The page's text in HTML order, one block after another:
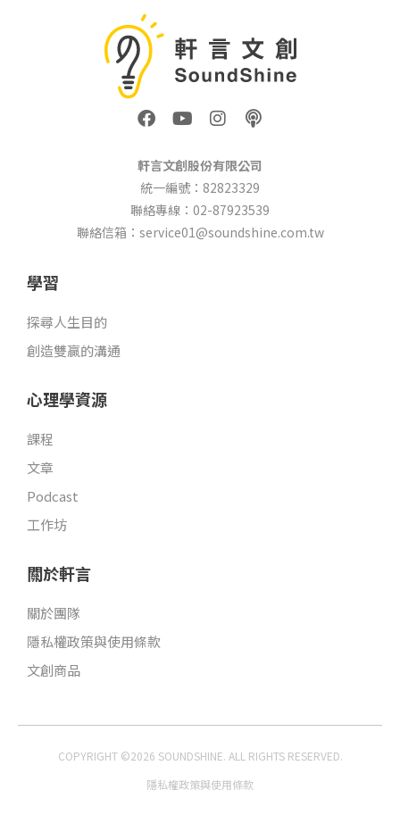
F
a
e
b
o
o
k
Y
o
t
u
b
e
I
n
t
a
g
r
a
P
o
c
a
s
t
軒言文創股份有限公司
統一編號：82823329
聯絡專線：02-87923539
聯絡信箱：service01@soundshine.com.tw
學習
探尋人生目的
創造雙贏的溝通
心理學資源
課程
文章
Podcast
工作坊
關於軒言
關於團隊
隱私權政策與使用條款
文創商品
COPYRIGHT ©2026 SOUNDSHINE. ALL RIGHTS RESERVED.
隱私權政策與使用條款